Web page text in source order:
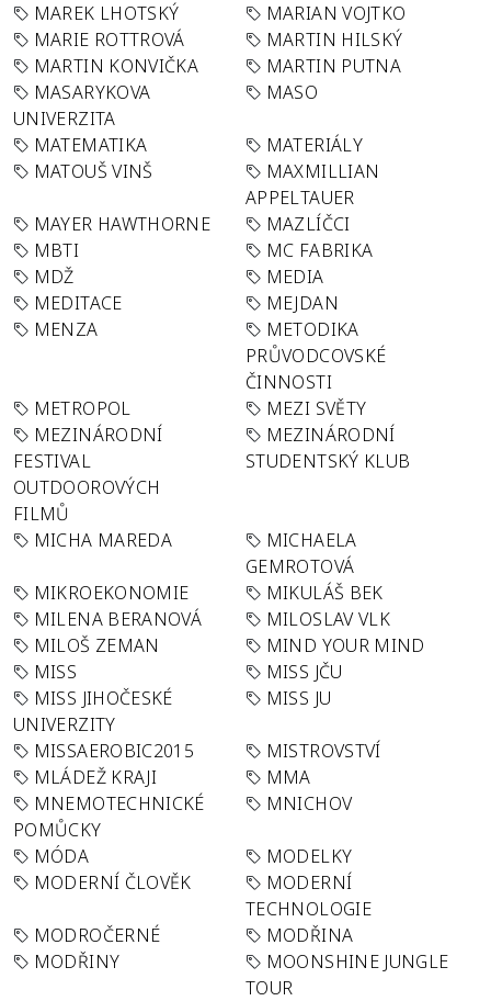
MAREK LHOTSKÝ
MARIAN VOJTKO
MARIE ROTTROVÁ
MARTIN HILSKÝ
MARTIN KONVIČKA
MARTIN PUTNA
MASARYKOVA
UNIVERZITA
MASO
MATEMATIKA
MATERIÁLY
MATOUŠ VINŠ
MAXMILLIAN
APPELTAUER
MAYER HAWTHORNE
MAZLÍČCI
MBTI
MC FABRIKA
MDŽ
MEDIA
MEDITACE
MEJDAN
MENZA
METODIKA
PRŮVODCOVSKÉ
ČINNOSTI
METROPOL
MEZI SVĚTY
MEZINÁRODNÍ
FESTIVAL
OUTDOOROVÝCH
FILMŮ
MEZINÁRODNÍ
STUDENTSKÝ KLUB
MICHA MAREDA
MICHAELA
GEMROTOVÁ
MIKROEKONOMIE
MIKULÁŠ BEK
MILENA BERANOVÁ
MILOSLAV VLK
MILOŠ ZEMAN
MIND YOUR MIND
MISS
MISS JČU
MISS JIHOČESKÉ
UNIVERZITY
MISS JU
MISSAEROBIC2015
MISTROVSTVÍ
MLÁDEŽ KRAJI
MMA
MNEMOTECHNICKÉ
POMŮCKY
MNICHOV
MÓDA
MODELKY
MODERNÍ ČLOVĚK
MODERNÍ
TECHNOLOGIE
MODROČERNÉ
MODŘINA
MODŘINY
MOONSHINE JUNGLE
TOUR